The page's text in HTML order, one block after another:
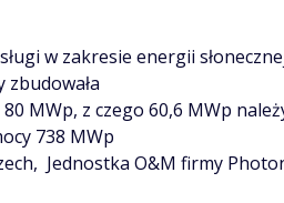
w zakresie energii
MWp, z czego 60,6 MWp
738 MWp
Jednostka O&M firmy